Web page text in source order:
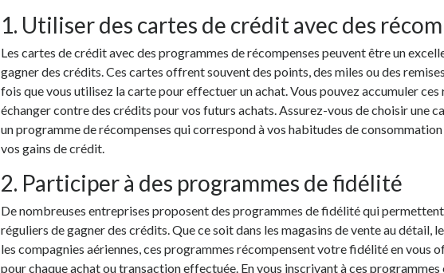
1. Utiliser des cartes de crédit avec des
Les cartes de crédit avec des programmes de récompenses peuvent être un
gagner des crédits. Ces cartes offrent souvent des points, des miles ou des
fois que vous utilisez la carte pour effectuer un achat. Vous pouvez accumuler ces
échanger contre des crédits pour vos futurs achats. Assurez-vous de choisir une
un programme de récompenses qui correspond à vos habitudes de
vos gains de crédit.
2. Participer à des programmes de fidélité
De nombreuses entreprises proposent des programmes de fidélité qui
réguliers de gagner des crédits. Que ce soit dans les magasins de vente au détail,
les compagnies aériennes, ces programmes récompensent votre fidélité en vous
pour chaque achat ou transaction effectuée. En vous inscrivant à ces